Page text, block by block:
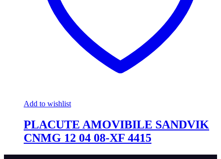
Add to wishlist
PLACUTE AMOVIBILE SANDVIK
CNMG 12 04 08-XF 4415